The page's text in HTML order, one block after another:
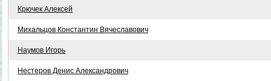
Крючек Алексей
Михальцов Константин Вячеславович
Наумов Игорь
Нестеров Денис Александрович